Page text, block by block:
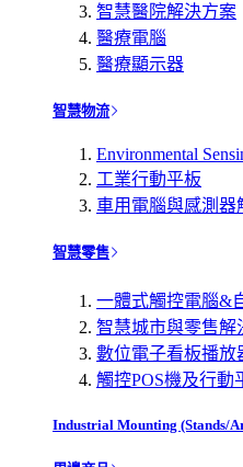
智慧醫院解決方案
醫療電腦
醫療顯示器
智慧物流
Environmental
工業行動平板
車用電腦與感測器
智慧零售
一體式觸控電腦&
智慧城市與零售解
數位電子看板播放
觸控POS機及行動
Industrial Mounting (Stands/